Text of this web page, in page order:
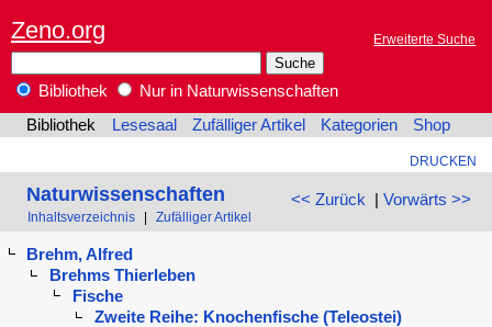
Zeno.org Erweiterte Suche
Bibliothek
Nur in Naturwissenschaften
Bibliothek
Lesesaal Zufälliger Artikel Kategorien Shop
DRUCKEN
<< Zurück | Vorwärts >>
Naturwissenschaften
Inhaltsverzeichnis Zufälliger Artikel
Brehm, Alfred
Brehms Thierleben
Fische
Zweite Reihe: Knochenfische (Teleostei)